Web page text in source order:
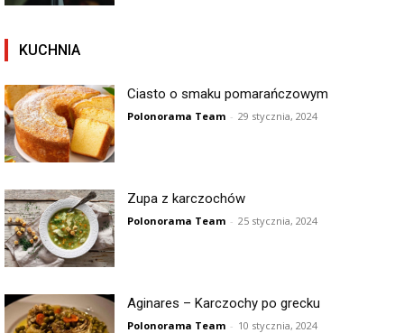
KUCHNIA
Ciasto o smaku pomarańczowym
Polonorama Team - 29 stycznia, 2024
Zupa z karczochów
Polonorama Team - 25 stycznia, 2024
Aginares – Karczochy po grecku
Polonorama Team - 10 stycznia, 2024